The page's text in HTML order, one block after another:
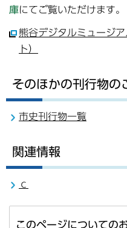
庫にてご覧いただけます。
熊谷デジタルミュージ
ト）
そのほかの刊行物の
市史刊行物一覧
関連情報
ｃ
このページについての